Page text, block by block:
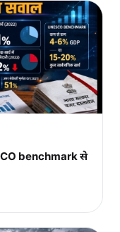
benchmark से